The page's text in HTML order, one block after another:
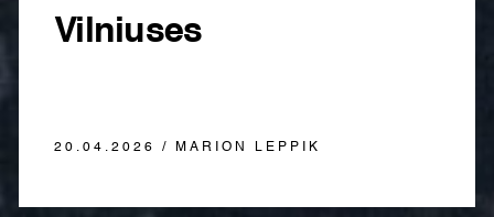
Vilniuses
20.04.2026 / MARION LEPPIK